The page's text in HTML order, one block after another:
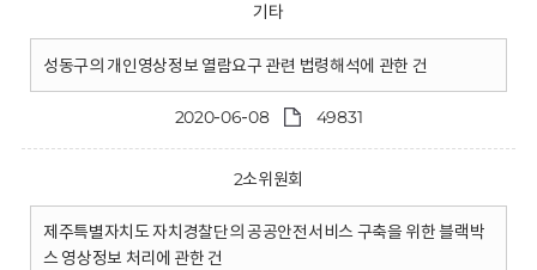
기타
성동구의 개인영상정보 열람요구 관련 법령해석에 관한 건
2020-06-08 49831
2소위원회
제주특별자치도 자치경찰단의 공공안전서비스 구축을 위한 블랙박
스 영상정보 처리에 관한 건